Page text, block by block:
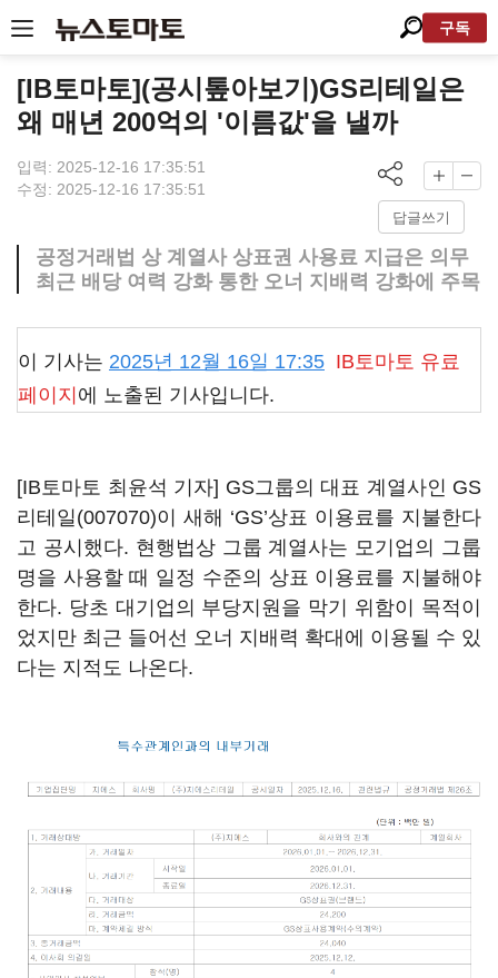
구독
[IB토마토](공시톺아보기)GS리테일은
왜 매년 200억의 '이름값'을 낼까
입력: 2025-12-16 17:35:51
수정: 2025-12-16 17:35:51
답글쓰기
공정거래법 상 계열사 상표권 사용료 지급은 의무
최근 배당 여력 강화 통한 오너 지배력 강화에 주목
이 기사는 2025년 12월 16일 17:35 IB토마토 유료
페이지 에 노출된 기사입니다.
[IB토마토 최윤석 기자] GS그룹의 대표 계열사인 GS
리테일(007070)이 새해 ‘GS’상표 이용료를 지불한다
고 공시했다. 현행법상 그룹 계열사는 모기업의 그룹
명을 사용할 때 일정 수준의 상표 이용료를 지불해야
한다. 당초 대기업의 부당지원을 막기 위함이 목적이
었지만 최근 들어선 오너 지배력 확대에 이용될 수 있
다는 지적도 나온다.